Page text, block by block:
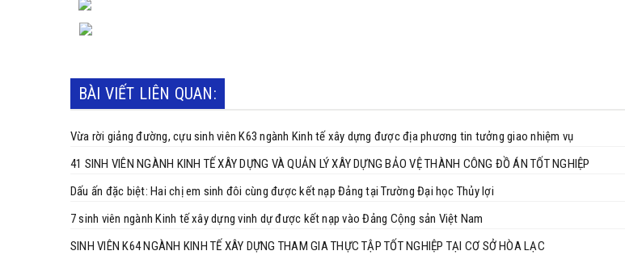
BÀI VIẾT LIÊN QUAN:
Vừa rời giảng đường, cựu sinh viên K63 ngành Kinh tế xây dựng được địa phương tin tưởng giao nhiệm vụ
41 SINH VIÊN NGÀNH KINH TẾ XÂY DỰNG VÀ QUẢN LÝ XÂY DỰNG BẢO VỆ THÀNH CÔNG ĐỒ ÁN TỐT NGHIỆP
Dấu ấn đặc biệt: Hai chị em sinh đôi cùng được kết nạp Đảng tại Trường Đại học Thủy lợi
7 sinh viên ngành Kinh tế xây dựng vinh dự được kết nạp vào Đảng Cộng sản Việt Nam
SINH VIÊN K64 NGÀNH KINH TẾ XÂY DỰNG THAM GIA THỰC TẬP TỐT NGHIỆP TẠI CƠ SỞ HÒA LẠC